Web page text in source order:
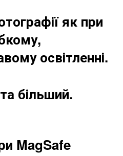
як при
освітленні.
більший.
MagSafe